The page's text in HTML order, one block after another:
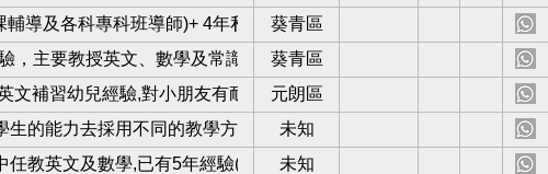
導及各科專科班導師)+ 4年私人補習經驗
葵青區
，主要教授英文、數學及常識 葵青區
文補習幼兒經驗,對小朋友有耐性 元朗區
生的能力去採用不同的教學方法.會確保學生是真的明白其概念而非死
未知
任教英文及數學,已有5年經驗(私補8年),本人會使用whatsapp解答學生
未知